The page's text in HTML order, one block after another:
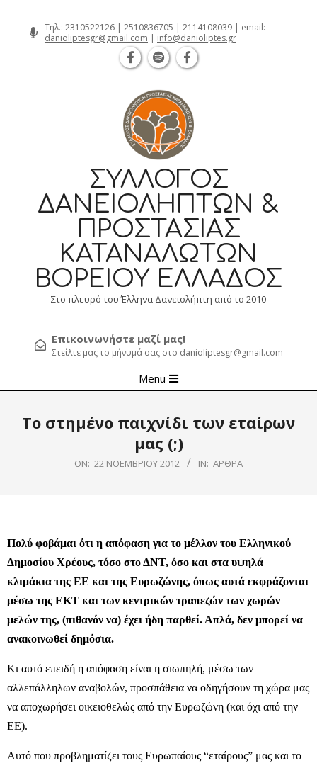
Τηλ.: 2310522126 | 2510836705 | 2114108039 | email:
danioliptesgr@gmail.com | info@danioliptes.gr
ΣΎΛΛΟΓΟΣ
ΔΑΝΕΙΟΛΗΠΤΏΝ &
ΠΡΟΣΤΑΣΊΑΣ
ΚΑΤΑΝΑΛΩΤΏΝ
ΒΟΡΕΊΟΥ ΕΛΛΆΔΟΣ
Στο πλευρό του Έλληνα Δανειολήπτη από το 2010
Επικοινωνήστε μαζί μας!
Στείλτε μας το μήνυμά σας στο danioliptesgr@gmail.com
Navigation
Menu
Το στημένο παιχνίδι των εταίρων
μας (;)
ON: 22 ΝΟΕΜΒΡΊΟΥ 2012 IN: ΆΡΘΡΑ
Πολύ φοβάμαι ότι η απόφαση για το μέλλον του Ελληνικού
Δημοσίου Χρέους, τόσο στο ΔΝΤ, όσο και στα υψηλά
κλιμάκια της ΕΕ και της Ευρωζώνης, όπως αυτά εκφράζονται
μέσω της ΕΚΤ και των κεντρικών τραπεζών των χωρών
μελών της, (πιθανόν να) έχει ήδη παρθεί. Απλά, δεν μπορεί να
ανακοινωθεί δημόσια.
Κι αυτό επειδή η απόφαση είναι η σιωπηλή, μέσω των
αλλεπάλληλων αναβολών, προσπάθεια να οδηγήσουν τη χώρα μας
να αποχωρήσει οικειοθελώς από την Ευρωζώνη (και όχι από την
ΕΕ).
Αυτό που προβληματίζει τους Ευρωπαίους “εταίρους” μας και το